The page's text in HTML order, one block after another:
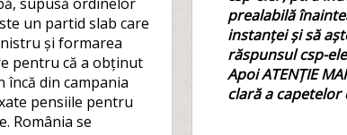
un partid slab care
și formarea
pentru că a obținut
din campania
pensiile pentru
România se
prealabilă
instanței și să
răspunsul csp-
Apoi ATENȚIE
clară a capetelor